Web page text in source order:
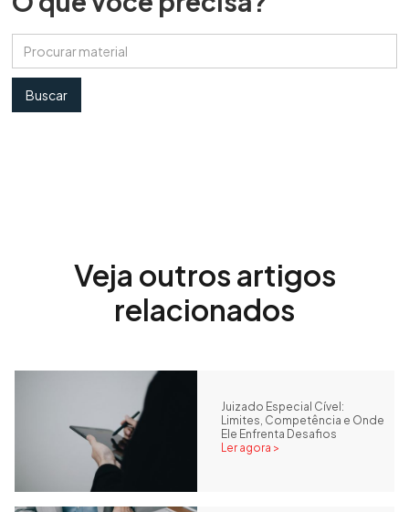
Veja outros artigos
relacionados
Juizado Especial Cível:
Limites, Competência e Onde
Ele Enfrenta Desafios
Ler agora >